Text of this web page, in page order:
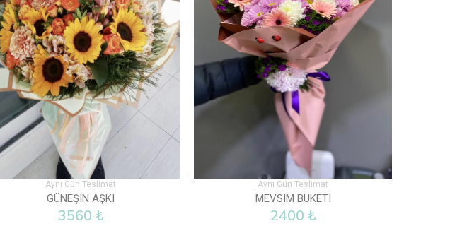
Aynı Gün Teslimat
GÜNEŞIN AŞKI
3560 ₺
Aynı Gün Teslimat
MEVSIM BUKETI
2400 ₺